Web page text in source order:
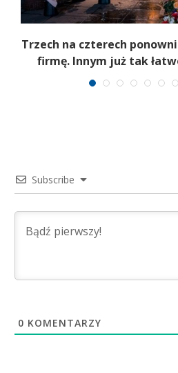
Trzech na czterech
firmę. Innym już tak
Subscribe
0 KOMENTARZY